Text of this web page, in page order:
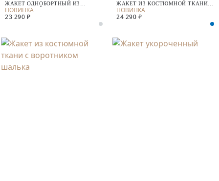
ЖАКЕТ ОДНОБОРТНЫЙ ИЗ
КОСТЮМНОЙ ТКАНИ
23 290 ₽
ЖАКЕТ ИЗ КОСТЮМНОЙ ТКАНИ С
ШЕРСТЬЮ
24 290 ₽